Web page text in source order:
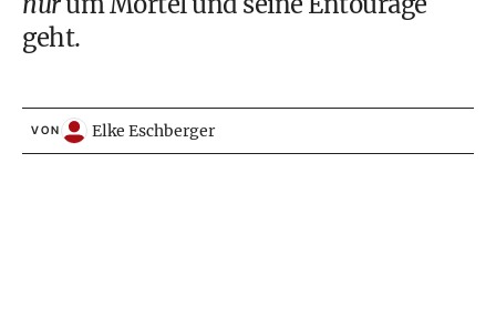
geht.
VON Elke Eschberger